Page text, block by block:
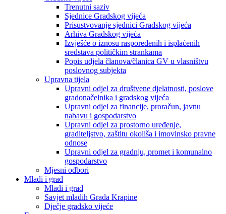
Trenutni saziv
Sjednice Gradskog vijeća
Prisustvovanje sjednici Gradskog vijeća
Arhiva Gradskog vijeća
Izvješće o iznosu raspoređenih i isplaćenih
sredstava političkim strankama
Popis udjela članova/članica GV u vlasništvu
poslovnog subjekta
Upravna tijela
Upravni odjel za društvene djelatnosti, poslove
gradonačelnika i gradskog vijeća
Upravni odjel za financije, proračun, javnu
nabavu i gospodarstvo
Upravni odjel za prostorno uređenje,
graditeljstvo, zaštitu okoliša i imovinsko pravne
odnose
Upravni odjel za gradnju, promet i komunalno
gospodarstvo
Mjesni odbori
Mladi i grad
Mladi i grad
Savjet mladih Grada Krapine
Dječje gradsko vijeće